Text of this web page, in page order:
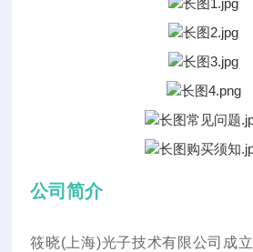
公司简介
筱晓(上海)光子技术有限公司成